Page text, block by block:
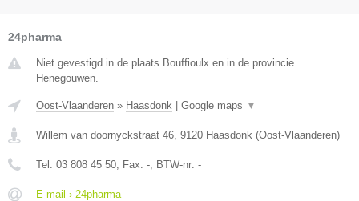
24pharma
Niet gevestigd in de plaats Bouffioulx en in de provincie
Henegouwen.
Oost-Vlaanderen » Haasdonk Google maps ▼
Willem van doornyckstraat 46, 9120 Haasdonk (Oost-Vlaanderen)
Tel: 03 808 45 50, Fax: -, BTW-nr: -
E-mail › 24pharma